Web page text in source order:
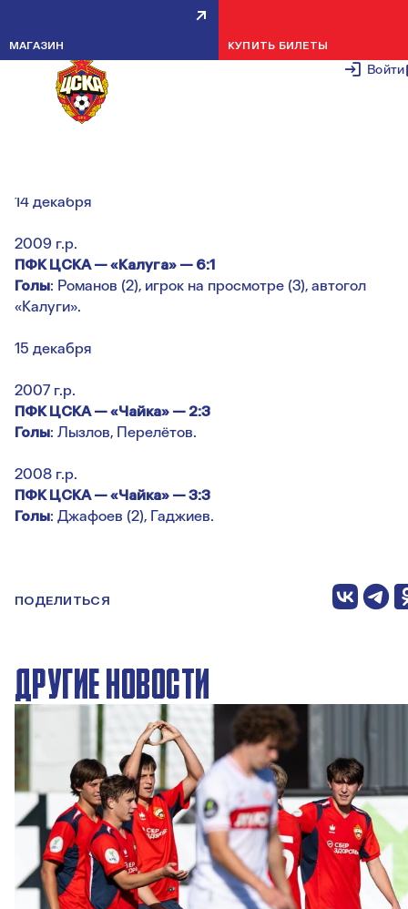
Войти
МАГАЗИН КУПИТЬ БИЛЕТЫ
ТОВАРИЩЕСКИЕ МАТЧИ С
КАЛУГОЙ И ЧАЙКОЙ
14 декабря
2009 г.р.
ПФК ЦСКА — «Калуга» — 6:1
Голы: Романов (2), игрок на просмотре (3), автогол
«Калуги».
15 декабря
2007 г.р.
ПФК ЦСКА — «Чайка» — 2:3
Голы: Лызлов, Перелётов.
2008 г.р.
ПФК ЦСКА — «Чайка» — 3:3
Голы: Джафоев (2), Гаджиев.
ПОДЕЛИТЬСЯ
ДРУГИЕ НОВОСТИ